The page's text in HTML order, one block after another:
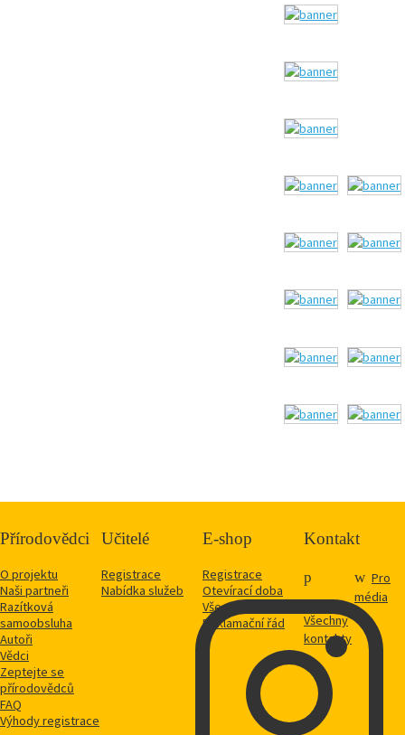
Přírodovědci
O projektu
Naši partneři
Razítková
samoobsluha
Autoři
Vědci
Zeptejte se
přírodovědců
FAQ
Výhody registrace
Učitelé
Registrace
Nabídka služeb
E-shop
Registrace
Otevírací doba
Vše o nákupu
Reklamační řád
Kontakt
Všechny
kontakty
Pro
média